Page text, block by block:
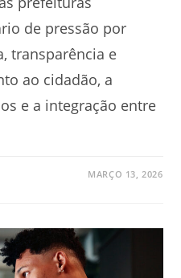
de pressão por
transparência e
ao cidadão, a
e a integração entre
MARÇO 13, 2026